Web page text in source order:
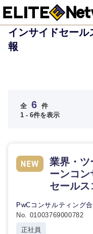
インサイドセー
報
ご希望の職種
ご希望の職種
ご希望の業界
ご希望の勤務
ご希望条件
全 6 件
1 - 6件を表示
業界・ツ
ーンコン
セールス
PwCコンサルティング
No. 01003769000782
正社員